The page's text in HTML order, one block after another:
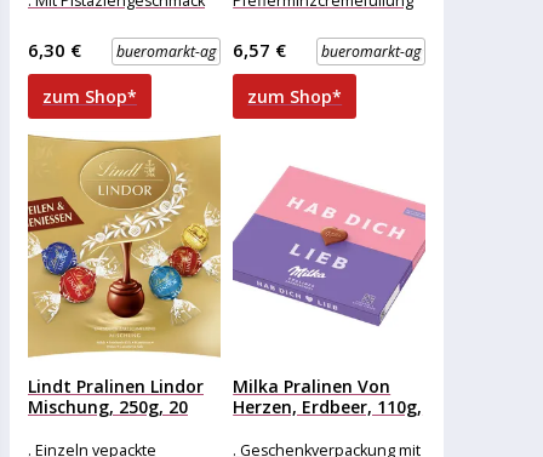
Schokolade Merkmale:
Verpackung: einzeln
verpackt Eigenschaft: ohne
Alkohol
bueromarkt-ag
6,30 €
zum Shop*
einzeln verpackt
Eigenschaft: ohne Alkohol
Ausführung: Geschenk
weitere
Produktinformationen:
bueromarkt-ag
6,57 €
zum Shop*
Lindt Pralinen Lindor
Mischung, 250g, 20
. Einzeln vepackte
Milka Pralinen Von
Herzen, Erdbeer, 110g,
. Geschenkverpackung mit